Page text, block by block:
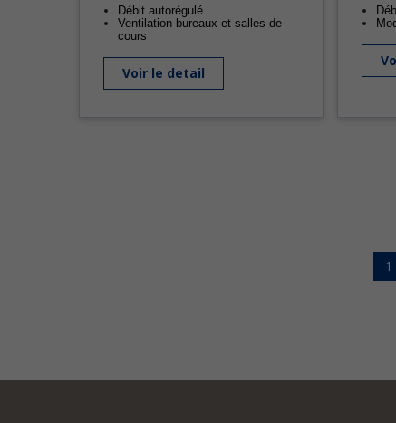
Débit autorégulé
Ventilation bureaux et salles de
cours
Voir le detail
1